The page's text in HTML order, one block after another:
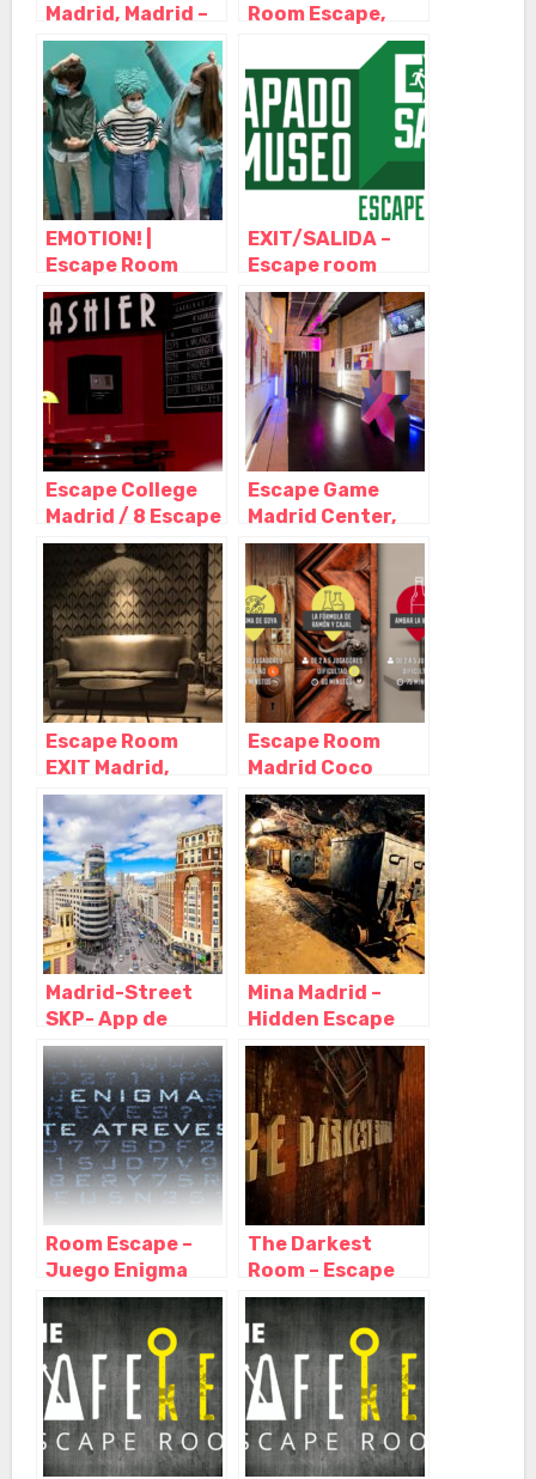
Madrid, Madrid –
Madrid
Room Escape,
Madrid – Madrid
EMOTION! |
Escape Room
para Niños
Madrid, Madrid –
Madrid
EXIT/SALIDA –
Escape room
Madrid –
Atrapado en el
Museo, Madrid –
Madrid
Escape College
Madrid / 8 Escape
Room en pleno
centro, Madrid –
Madrid
Escape Game
Madrid Center,
Madrid – Madrid
Escape Room
EXIT Madrid,
Madrid – Madrid
Escape Room
Madrid Coco
Room, Madrid –
Madrid
Madrid-Street
SKP- App de
escape room al
aire libre, Madrid
– Madrid
Mina Madrid –
Hidden Escape
Room, Madrid –
Madrid
Room Escape –
Juego Enigma
Madrid, Madrid –
Madrid
The Darkest
Room – Escape
Room Madrid,
Madrid – Madrid